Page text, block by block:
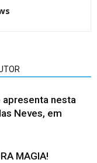
apresenta nesta
Neves, em
MAGIA!